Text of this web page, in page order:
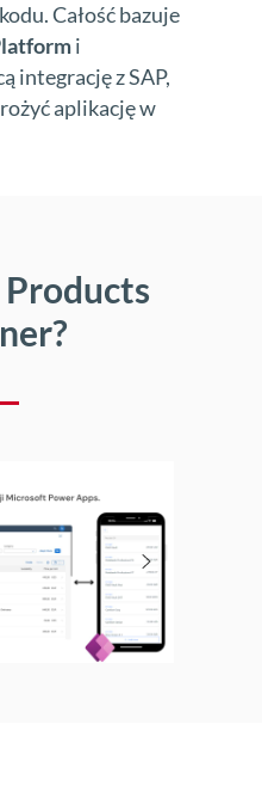
Całość bazuje
i
integrację z SAP,
aplikację w
Products